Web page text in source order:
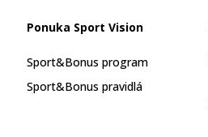
Ponuka Sport Vision
Sport&Bonus program
Sport&Bonus pravidlá